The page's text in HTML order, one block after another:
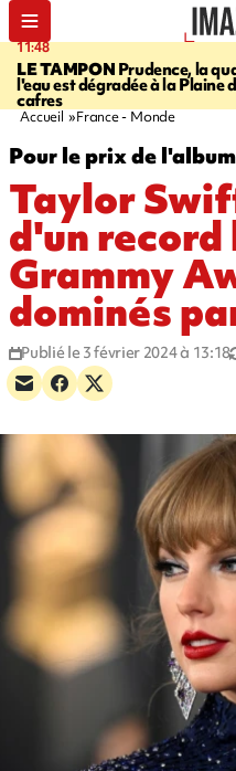
11:48
LE TAMPON Prudence, la
l'eau est dégradée à la Plaine
cafres
Accueil France - Monde
Pour le prix de
Taylor
d'un record
Grammy
dominés
Publié le 3 février 2024 à 13:18